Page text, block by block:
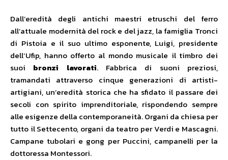
Dall’eredità degli antichi maestri etruschi del ferro
all’attuale modernità del rock e del jazz, la famiglia Tronci
di Pistoia e il suo ultimo esponente, Luigi, presidente
dell’Ufip, hanno offerto al mondo musicale il timbro dei
suoi bronzi lavorati. Fabbrica di suoni preziosi,
tramandati attraverso cinque generazioni di artisti-
artigiani, un’eredità storica che ha sfidato il passare dei
secoli con spirito imprenditoriale, rispondendo sempre
alle esigenze della contemporaneità. Organi da chiesa per
tutto il Settecento, organi da teatro per Verdi e Mascagni.
Campane tubolari e gong per Puccini, campanelli per la
dottoressa Montessori.